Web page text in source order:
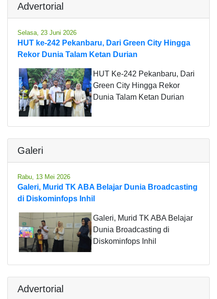
Advertorial
Selasa, 23 Juni 2026
HUT ke-242 Pekanbaru, Dari Green City Hingga
Rekor Dunia Talam Ketan Durian
HUT Ke-242 Pekanbaru, Dari
Green City Hingga Rekor
Dunia Talam Ketan Durian
Galeri
Rabu, 13 Mei 2026
Galeri, Murid TK ABA Belajar Dunia Broadcasting
di Diskominfops Inhil
Galeri, Murid TK ABA Belajar
Dunia Broadcasting di
Diskominfops Inhil
Advertorial